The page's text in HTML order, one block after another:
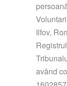
Ilfov,
având